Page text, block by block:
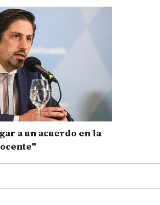
a un acuerdo en la